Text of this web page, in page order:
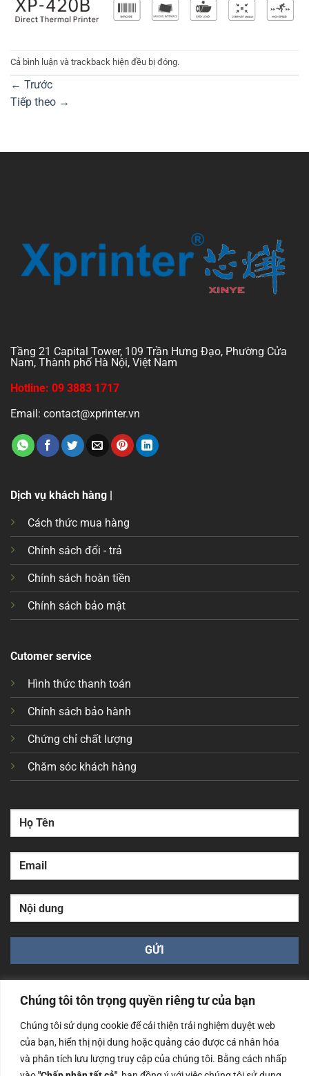
Chúng tôi tôn trọng quyền riêng tư của bạn
Chúng tôi sử dụng cookie để cải thiện trải nghiệm duyệt web
của bạn, hiển thị nội dung hoặc quảng cáo được cá nhân hóa
và phân tích lưu lượng truy cập của chúng tôi. Bằng cách nhấp
Cả bình luận và trackback hiện đều bị đóng.
← Trước
Tiếp theo →
Tầng 21 Capital Tower, 109 Trần Hưng Đạo, Phường Cửa
Nam, Thành phố Hà Nội, Việt Nam
Hotline: 09 3883 1717
Email: contact@xprinter.vn
Dịch vụ khách hàng |
Cách thức mua hàng
Chính sách đổi - trả
Chính sách hoàn tiền
Chính sách bảo mật
Cutomer service
Hình thức thanh toán
Chính sách bảo hành
Chứng chỉ chất lượng
Chăm sóc khách hàng
Công ty TNHH Nam Bình Xương - Số ĐKKD: 0108783483
cấp ngày 14/06/2019 bởi Sở Kế Hoạch và Đầu Tư Tp. Hà
Nội